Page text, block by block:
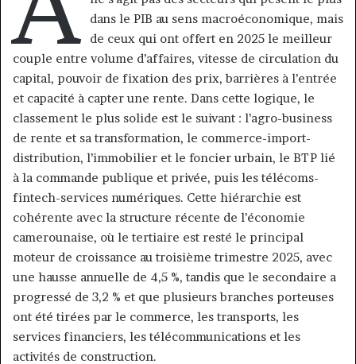
dans le PIB au sens macroéconomique, mais
de ceux qui ont offert en 2025 le meilleur
couple entre volume d’affaires, vitesse de circulation du
capital, pouvoir de fixation des prix, barrières à l’entrée
et capacité à capter une rente. Dans cette logique, le
classement le plus solide est le suivant : l’agro-business
de rente et sa transformation, le commerce-import-
distribution, l’immobilier et le foncier urbain, le BTP lié
à la commande publique et privée, puis les télécoms-
fintech-services numériques. Cette hiérarchie est
cohérente avec la structure récente de l’économie
camerounaise, où le tertiaire est resté le principal
moteur de croissance au troisième trimestre 2025, avec
une hausse annuelle de 4,5 %, tandis que le secondaire a
progressé de 3,2 % et que plusieurs branches porteuses
ont été tirées par le commerce, les transports, les
services financiers, les télécommunications et les
activités de construction.